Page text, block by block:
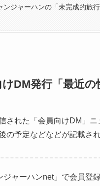
ンジャーハンの「未完成的旅
DM発行「最近
れた「会員向けDM」ニ
予定などなどが記載さ
ャーハンnet」で会員登